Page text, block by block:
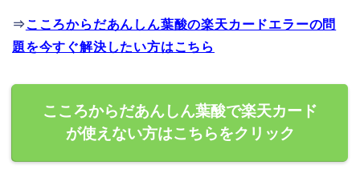
⇒ こころからだあんしん葉酸の楽天カードエラーの問
題を今すぐ解決したい方はこちら
こころからだあんしん葉酸で楽天カード
が使えない方はこちらをクリック